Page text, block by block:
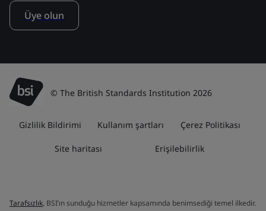
Üye olun
© The British Standards Institution 2026
Gizlilik Bildirimi Kullanım şartları Çerez Politikası
Site haritası Erişilebilirlik
Tarafsızlık, BSI’ın sunduğu hizmetler kapsamında benimsediği temel ilkedir.